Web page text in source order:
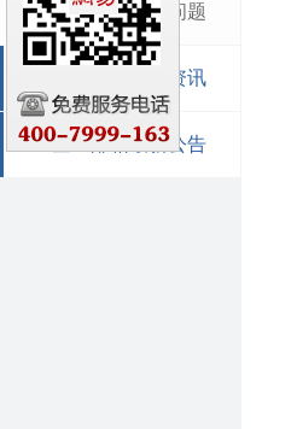
企业邮箱使用问题
企业邮箱新闻资讯
企业邮箱最新公告